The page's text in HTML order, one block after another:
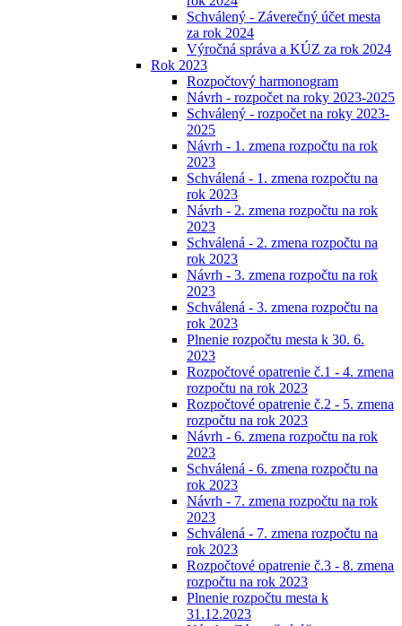
Schválený - Záverečný účet mesta
za rok 2024
Výročná správa a KÚZ za rok 2024
Rok 2023
Rozpočtový harmonogram
Návrh - rozpočet na roky 2023-2025
Schválený - rozpočet na roky 2023-
2025
Návrh - 1. zmena rozpočtu na rok
2023
Schválená - 1. zmena rozpočtu na
rok 2023
Návrh - 2. zmena rozpočtu na rok
2023
Schválená - 2. zmena rozpočtu na
rok 2023
Návrh - 3. zmena rozpočtu na rok
2023
Schválená - 3. zmena rozpočtu na
rok 2023
Plnenie rozpočtu mesta k 30. 6.
2023
Rozpočtové opatrenie č.1 - 4. zmena
rozpočtu na rok 2023
Rozpočtové opatrenie č.2 - 5. zmena
rozpočtu na rok 2023
Návrh - 6. zmena rozpočtu na rok
2023
Schválená - 6. zmena rozpočtu na
rok 2023
Návrh - 7. zmena rozpočtu na rok
2023
Schválená - 7. zmena rozpočtu na
rok 2023
Rozpočtové opatrenie č.3 - 8. zmena
rozpočtu na rok 2023
Plnenie rozpočtu mesta k
31.12.2023